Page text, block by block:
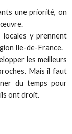
une priorité, on
œuvre.
y prennent
Ile-de-France.
les meilleurs
Mais il faut
du temps pour
ont droit.